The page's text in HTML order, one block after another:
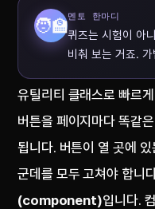
🧑‍🏫멘토 한마디
퀴즈는 시험이 아
비춰 보는 거죠.
유틸리티 클래스로 빠르
버튼을 페이지마다 똑같
됩니다. 버튼이 열 곳에
군데를 모두 고쳐야 합니
(component)입니다.